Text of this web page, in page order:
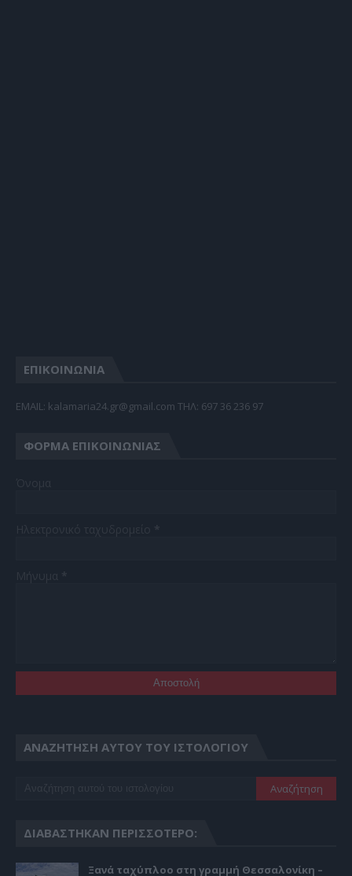
ΕΠΙΚΟΙΝΩΝΙΑ
EMAIL: kalamaria24.gr@gmail.com TΗΛ: 697 36 236 97
ΦΌΡΜΑ ΕΠΙΚΟΙΝΩΝΊΑΣ
ΑΝΑΖΉΤΗΣΗ ΑΥΤΟΎ ΤΟΥ ΙΣΤΟΛΟΓΊΟΥ
ΔΙΑΒΆΣΤΗΚΑΝ ΠΕΡΙΣΣΌΤΕΡΟ:
Ξανά ταχύπλοο στη γραμμή Θεσσαλονίκη –